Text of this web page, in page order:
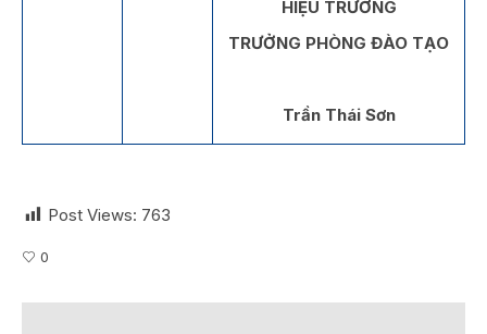
HIỆU TRƯỞNG
TRƯỞNG PHÒNG ĐÀO TẠO
Trần Thái Sơn
Post Views: 763
0